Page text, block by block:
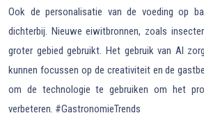
Ook de personalisatie van de voeding op
dichterbij. Nieuwe eiwitbronnen, zoals
groter gebied gebruikt. Het gebruik van AI
kunnen focussen op de creativiteit en de
om de technologie te gebruiken om het
verbeteren. #GastronomieTrends